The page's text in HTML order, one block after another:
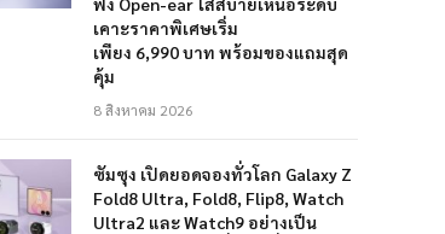
เคาะราคาพิเศษเริ่ม
เพียง 6,990 บาท พร้อมของแถมสุด
คุ้ม
8 สิงหาคม 2026
ซัมซุง เปิดยอดจองทั่วโลก Galaxy Z
Fold8 Ultra, Fold8, Flip8, Watch
Ultra2 และ Watch9 อย่างเป็น